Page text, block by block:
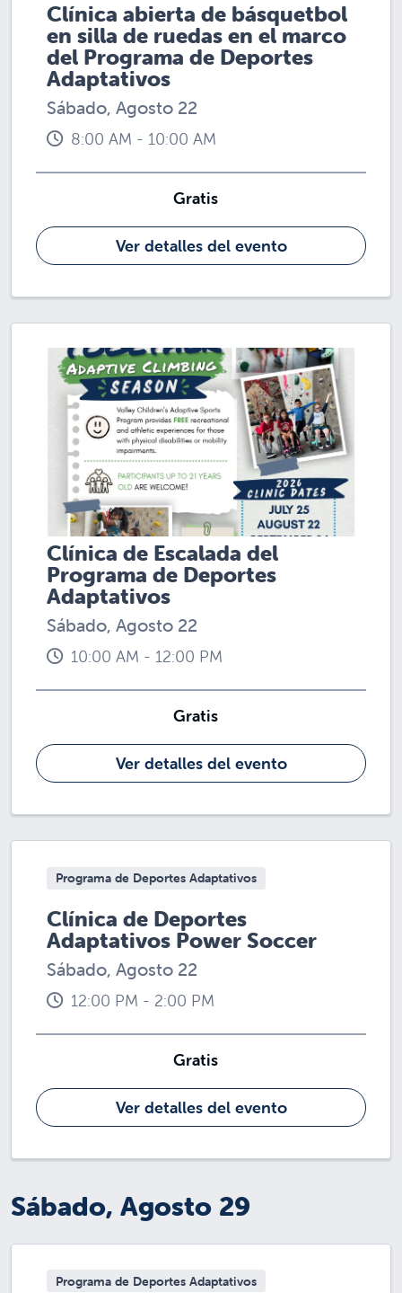
Clínica abierta de básquetbol
en silla de ruedas en el marco
del Programa de Deportes
Adaptativos
Sábado, Agosto 22
8:00 AM - 10:00 AM
Gratis
Ver detalles del evento
Clínica de Escalada del
Programa de Deportes
Adaptativos
Sábado, Agosto 22
10:00 AM - 12:00 PM
Gratis
Ver detalles del evento
Programa de Deportes Adaptativos
Clínica de Deportes
Adaptativos Power Soccer
Sábado, Agosto 22
12:00 PM - 2:00 PM
Gratis
Ver detalles del evento
Sábado, Agosto 29
Programa de Deportes Adaptativos